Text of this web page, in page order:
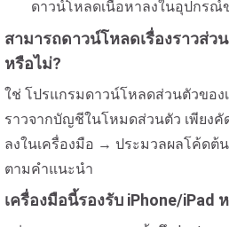
ดาวน์โหลดเนื้อหาลงในอุปกร
สามารถดาวน์โหลดเรื่องราวส่ว
หรือไม่?
ใช่ โปรแกรมดาวน์โหลดส่วนตัวของ
ราวจากบัญชีในโหมดส่วนตัว เพียงคั
ลงในเครื่องมือ → ประมวลผลโค้ด
ตามคำแนะนำ
เครื่องมือนี้รองรับ iPhone/iPad